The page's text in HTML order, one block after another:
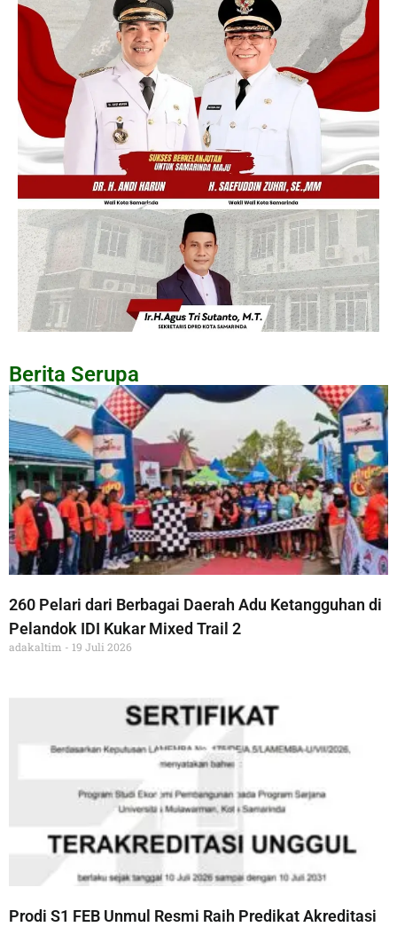
Berita Serupa
260 Pelari dari Berbagai Daerah Adu Ketangguhan di
Pelandok IDI Kukar Mixed Trail 2
adakaltim 19 Juli 2026
Prodi S1 FEB Unmul Resmi Raih Predikat Akreditasi